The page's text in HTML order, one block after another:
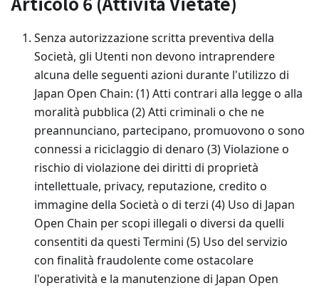
Senza autorizzazione scritta preventiva della
Società, gli Utenti non devono intraprendere
alcuna delle seguenti azioni durante l'utilizzo di
Japan Open Chain: (1) Atti contrari alla legge o alla
moralità pubblica (2) Atti criminali o che ne
preannunciano, partecipano, promuovono o sono
connessi a riciclaggio di denaro (3) Violazione o
rischio di violazione dei diritti di proprietà
intellettuale, privacy, reputazione, credito o
immagine della Società o di terzi (4) Uso di Japan
Open Chain per scopi illegali o diversi da quelli
consentiti da questi Termini (5) Uso del servizio
con finalità fraudolente come ostacolare
l'operatività e la manutenzione di Japan Open